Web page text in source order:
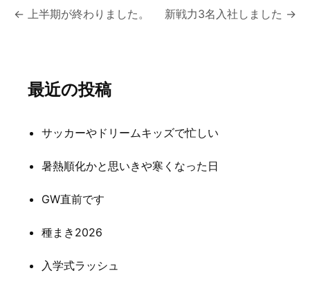
投
ビ
シ
← 上半期が終わりました。 新戦力3名入社しました →
最近の投稿
サッカーやドリームキッズで忙しい
暑熱順化かと思いきや寒くなった日
GW直前です
種まき2026
入学式ラッシュ